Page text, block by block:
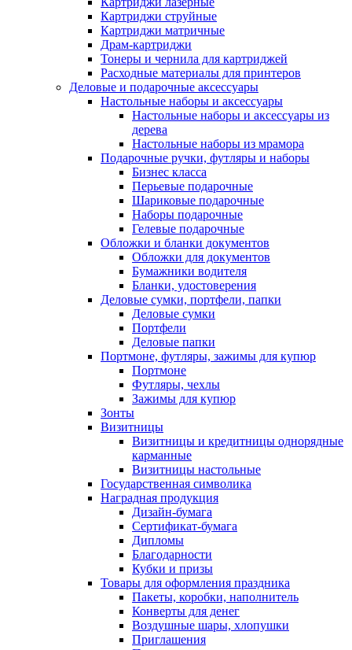
Картриджи струйные
Картриджи матричные
Драм-картриджи
Тонеры и чернила для картриджей
Расходные материалы для принтеров
Деловые и подарочные аксессуары
Настольные наборы и аксессуары
Настольные наборы и аксессуары из
дерева
Настольные наборы из мрамора
Подарочные ручки, футляры и наборы
Бизнес класса
Перьевые подарочные
Шариковые подарочные
Наборы подарочные
Гелевые подарочные
Обложки и бланки документов
Обложки для документов
Бумажники водителя
Бланки, удостоверения
Деловые сумки, портфели, папки
Деловые сумки
Портфели
Деловые папки
Портмоне, футляры, зажимы для купюр
Портмоне
Футляры, чехлы
Зажимы для купюр
Зонты
Визитницы
Визитницы и кредитницы однорядные
карманные
Визитницы настольные
Государственная символика
Наградная продукция
Дизайн-бумага
Сертификат-бумага
Дипломы
Благодарности
Кубки и призы
Товары для оформления праздника
Пакеты, коробки, наполнитель
Конверты для денег
Воздушные шары, хлопушки
Приглашения